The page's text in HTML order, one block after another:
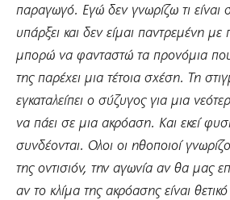
παραγωγό. Εγώ δεν γνωρίζω τι είναι
υπάρξει και δεν είμαι παντρεμένη
μπορώ να φανταστώ τα προνόμια
της παρέχει μια τέτοια σχέση. Τη
εγκαταλείπει ο σύζυγος για μια
να πάει σε μια ακρόαση. Και εκεί
συνδέονται. Ολοι οι ηθοποιοί
της οντισιόν, την αγωνία αν θα μας
αν το κλίμα της ακρόασης είναι